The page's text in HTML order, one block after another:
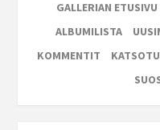
GALLERIAN ETUSIVU
ALBUMILISTA
KOMMENTIT